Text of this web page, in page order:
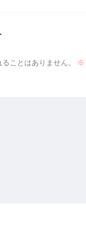
ことはありません。 ※